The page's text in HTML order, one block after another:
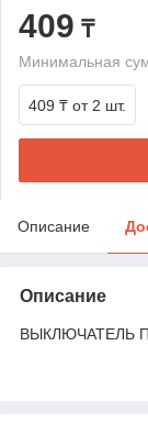
409 ₸
Минимальная
409 ₸ от 2 шт.
Описание
Описание
ВЫКЛЮЧАТЕЛЬ